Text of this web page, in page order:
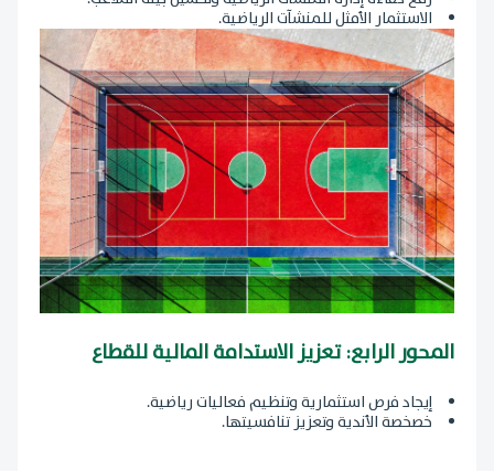
الاستثمار الأمثل للمنشآت الرياضية.
المحور الرابع: تعزيز الاستدامة المالية للقطاع
إيجاد فرص استثمارية وتنظيم فعاليات رياضية.
خصخصة الأندية وتعزيز تنافسيتها.